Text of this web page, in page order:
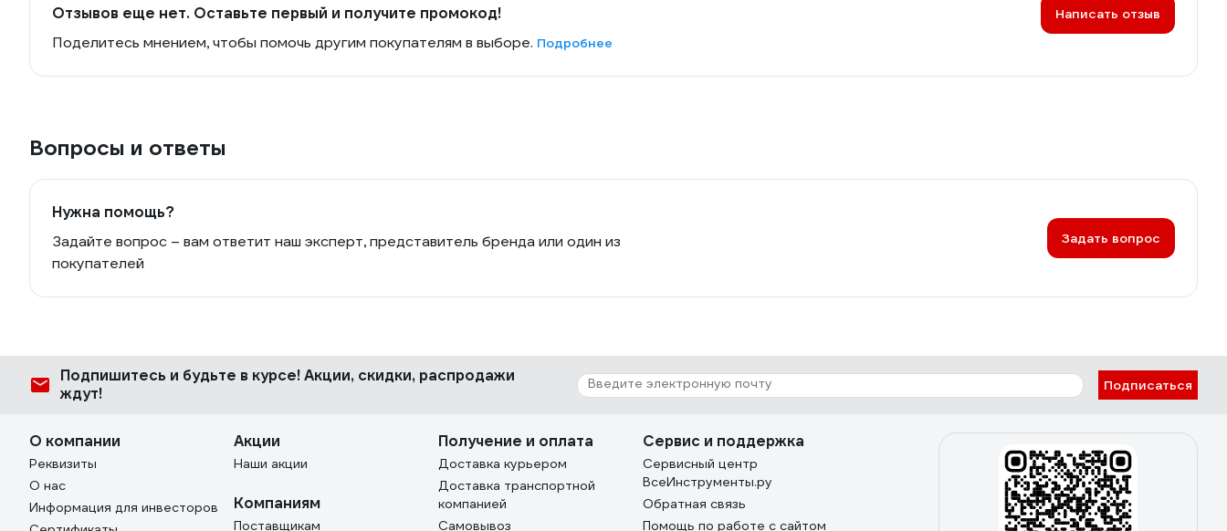
Отзывов еще нет. Оставьте первый и получите промокод!
Поделитесь мнением, чтобы помочь другим покупателям в выборе. Подробнее
Написать отзыв
Вопросы и ответы
Нужна помощь?
Задайте вопрос – вам ответит наш эксперт, представитель бренда или один из
покупателей
Задать вопрос
Подпишитесь и будьте в курсе! Акции, скидки, распродажи
ждут!
Подписаться
О компании
Реквизиты
О нас
Информация для инвесторов
Акции
Наши акции
Компаниям
Поставщикам
Получение и оплата
Доставка курьером
Доставка транспортной
компанией
Самовывоз
Сервис и поддержка
Сервисный центр
ВсеИнструменты.ру
Обратная связь
Помощь по работе с сайтом